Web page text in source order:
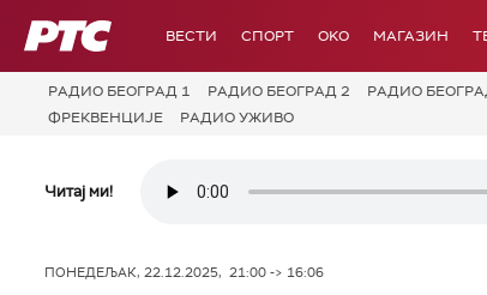
РТС ВЕСТИ СПОРТ OKO МАГАЗИН
РАДИО БЕОГРАД 1 РАДИО БЕОГРАД 2 РАДИО
ФРЕКВЕНЦИЈЕ
РАДИО УЖИВО
Читај ми!
ПОНЕДЕЉАК, 22.12.2025, 21:00 -> 16:06